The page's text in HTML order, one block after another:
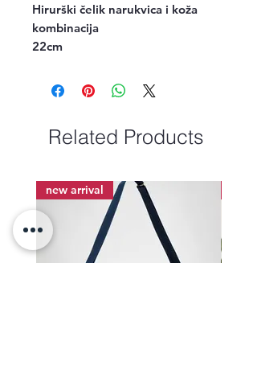
Hirurški čelik narukvica i koža
kombinacija
22cm
Related Products
new arrival